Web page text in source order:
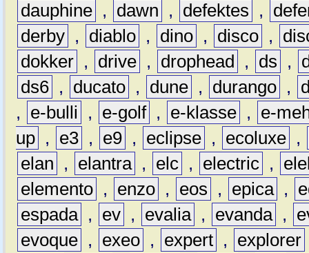
dauphine , dawn , defektes ,
derby , diablo , dino , disco ,
dokker , drive , drophead , ds ,
ds6 , ducato , dune , durango ,
,
e-bulli , e-golf , e-klasse ,
e-
up , e3 , e9 , eclipse , ecoluxe ,
elan
, elantra , elc , electric ,
elemento , enzo , eos , epica ,
espada , ev , evalia , evanda ,
evoque , exeo , expert , explorer